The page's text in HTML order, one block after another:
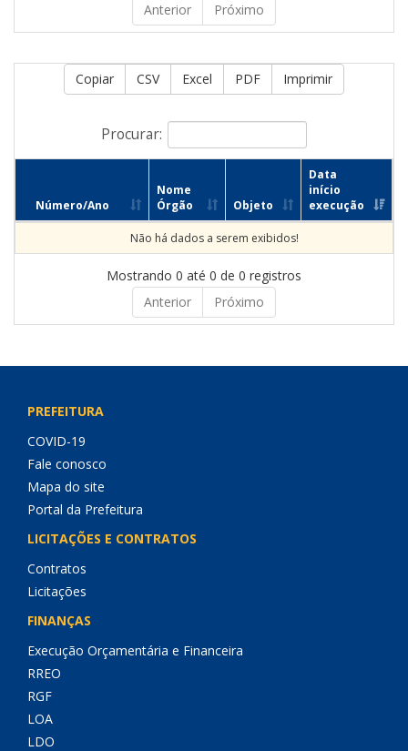
Anterior
Próximo
Copiar CSV Excel PDF Imprimir
Procurar:
Número/Ano
Nome
Órgão
Objeto
Data
início
execução
Não há dados a serem exibidos!
Mostrando 0 até 0 de 0 registros
Anterior
Próximo
PREFEITURA
COVID-19
Fale conosco
Mapa do site
Portal da Prefeitura
LICITAÇÕES E CONTRATOS
Contratos
Licitações
FINANÇAS
Execução Orçamentária e Financeira
RREO
RGF
LOA
LDO